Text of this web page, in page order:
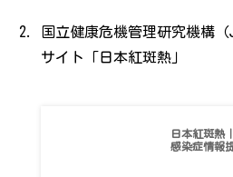
国立健康危機管理研究機構
サイト「日本紅斑熱」
日本紅斑熱
感染症情報